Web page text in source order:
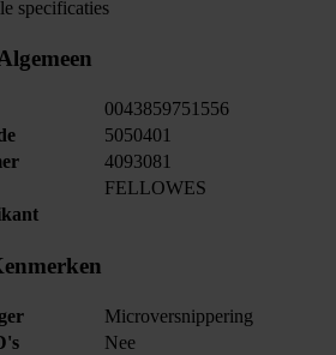
specificaties
0043859751556
5050401
4093081
FELLOWES
Microversnippering
Nee